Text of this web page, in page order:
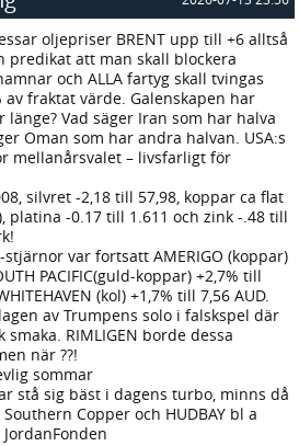
oljepriser BRENT upp till +6 alltså
predikat att man skall blockera
och ALLA fartyg skall tvingas
fraktat värde. Galenskapen har
Vad säger Iran som har halva
Oman som har andra halvan. USA:s
mellanårsvalet – livsfarligt för
silvret -2,18 till 57,98, koppar ca flat
platina -0.17 till 1.611 och zink -.48 till
stjärnor var fortsatt AMERIGO (koppar)
PACIFIC(guld-koppar) +2,7% till
(kol) +1,7% till 7,56 AUD.
av Trumpens solo i falskspel där
RIMLIGEN borde dessa
när ??!
sommar
stå sig bäst i dagens turbo, minns då
Copper och HUDBAY bl a